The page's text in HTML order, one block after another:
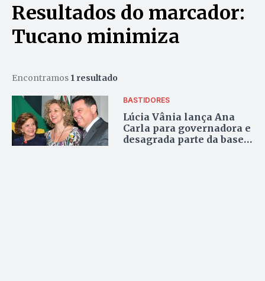
Resultados do marcador:
Tucano minimiza
Encontramos 1 resultado
BASTIDORES
Lúcia Vânia lança Ana
Carla para governadora e
desagrada parte da base